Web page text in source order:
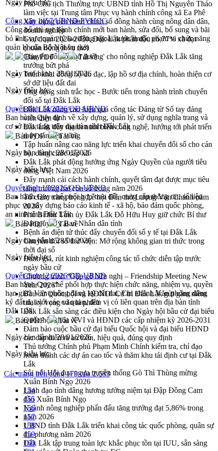
Phó Chủ tịch Thường trực UBND tỉnh Hồ Thị Nguyên Thảo
làm việc tại Trung tâm Phục vụ hành chính công xã Ea Phê
Xây dựng nền hành chính số đồng hành cùng nông dân dân,
doanh nghiệp
Giai đoạn 2026-2030, Đắk Lắk phấn đấu có 77% xã đạt
chuẩn nông thôn mới
Chuyển đổi số 'mở đường' cho nông nghiệp Đắk Lắk tăng
trưởng bứt phá
Triển khai đồng bộ đo đạc, lập hồ sơ địa chính, hoàn thiện cơ
sở dữ liệu đất đai
Ứng dụng sinh trắc học - Bước tiến trong hành trình chuyển
đổi số tại Đắk Lắk
Đắk Lắk nâng cao hiệu quả công tác Đảng từ Sổ tay đảng
viên điện tử
Đắk Lắk đẩy mạnh nuôi biển công nghệ, hướng tới phát triển
thủy sản bền vững
Tập huấn nâng cao năng lực triển khai chuyển đổi số cho cán
bộ, công chức cấp xã
Đắk Lắk phát động hưởng ứng Ngày Quyền của người tiêu
dùng Việt Nam 2026
Đẩy mạnh cải cách hành chính, quyết tâm đạt được mục tiêu
tăng trưởng hai con số trong năm 2026
Tổ chức trang trọng Lễ hội Đền thờ Lương Văn Chánh năm
2026
Phó Bí thư Tỉnh ủy Đắk Lắk Đỗ Hữu Huy giữ chức Bí thư
Đảng ủy Ủy Ban Nhân dân tỉnh
Bệnh án điện tử thúc đẩy chuyển đổi số y tế tại Đắk Lắk
Chuyển đổi số thư viện: Mở rộng không gian tri thức trong
thời đại số
Đánh giá, rút kinh nghiệm công tác tổ chức diễn tập trước
ngày bầu cử
Chương trình “Gặp gỡ hữu nghị – Friendship Meeting New
Year 2026”
Bầu cử Quốc hội và HĐND: Cử tri Đắk Lắk gửi gắm niềm
tin, kỳ vọng vào lá phiếu
Đắk Lắk sẵn sàng các điều kiện cho Ngày hội bầu cử đại biểu
Quốc hội khóa XVI và HĐND các cấp nhiệm kỳ 2026-2031
Đảm bảo cuộc bầu cử đại biểu Quốc hội và đại biểu HĐND
các cấp diễn ra an toàn, hiệu quả, đúng quy định
Thủ tướng Chính phủ Phạm Minh Chính kiểm tra, chỉ đạo
hoàn thành các dự án cao tốc và thăm khu tái định cư tại Đắk
Lắk
Sôi nổi Hội đua ngựa truyền thống Gò Thì Thùng mừng
Xuân Bính Ngọ 2026
Lãnh đạo tỉnh dâng hương tưởng niệm tại Đập Đồng Cam
đầu Xuân Bính Ngọ
Ngành nông nghiệp phấn đấu tăng trưởng đạt 5,86% trong
năm 2026
UBND tỉnh Đắk Lắk triển khai công tác quốc phòng, quân sự
địa phương năm 2026
Đắk Lắk tập trung toàn lực khắc phục tồn tại IUU, sẵn sàng
Ngày hiệu lực:
Công văn 1457/UBND-PVHCC
Công bố thủ tục hành chính mới ban hành, sửa đổi, bổ sung và bãi
bỏ lĩnh vực quản lý lao động ngoài nước thuộc phạm vi chức năng
quản lý của Bộ Nội vụ (ks)
Bản PDF
Tải về
Ngày ban hành: 28/01/2026
Ngày hiệu lực:
Quyết định 14/2026/QĐ-UBND
Ban hành Quy định về xây dựng, quản lý, sử dụng nghĩa trang và
cơ sở hỏa táng trên địa bàn tỉnh Đắk Lắk
Bản PDF
Tải về
Ngày ban hành:28/01/2026
Ngày hiệu lực:
Quyết định 13/2026/QĐ-UBND
Ban hành Quy chế phối hợp trao đổi, cung cấp thông tin, số liệu
phục vụ xây dựng báo cáo kinh tế - xã hộ, bảo đảm quốc phòng,
an ninh tỉnh Đắk Lắk
Bản PDF
Tải về
Ngày ban hành:28/01/2026
Ngày hiệu lực:
Quyết định 12/2026/QĐ-UBND
Ban hành Quy chế phối hợp thực hiện chức năng, nhiệm vụ, quyền
hạn giữa Văn phòng đăng ký đất đai, Chi nhánh Văn phòng đăng
ký đất đai với các cơ quan, đơn vị có liên quan trên địa bàn tỉnh
Đắk Lắk
Bản PDF
Tải về
Ngày ban hành:28/01/2026
Ngày hiệu lực:
Các trang trên cổng 179 của 2.683
154
155
156
157
158
159
160